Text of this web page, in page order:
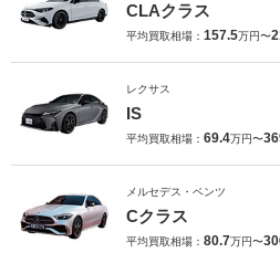
CLAクラス
平均買取相場： 157.5万円〜
レクサス
IS
平均買取相場： 69.4万円〜
メルセデス・ベンツ
Cクラス
平均買取相場： 80.7万円〜